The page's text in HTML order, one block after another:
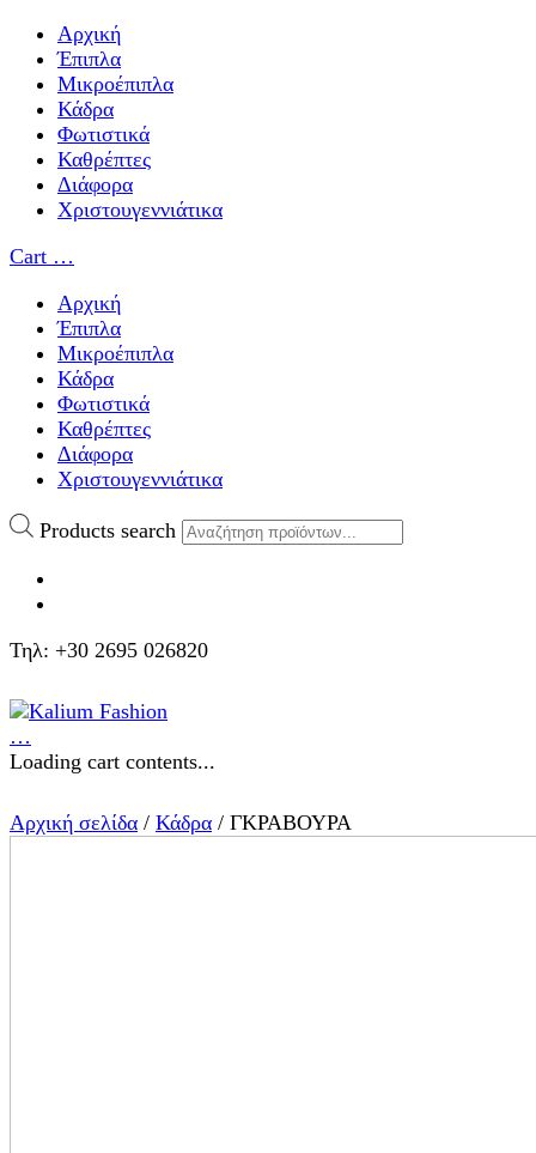
Αρχική
Έπιπλα
Μικροέπιπλα
Κάδρα
Φωτιστικά
Καθρέπτες
Διάφορα
Χριστουγεννιάτικα
Cart …
Αρχική
Έπιπλα
Μικροέπιπλα
Κάδρα
Φωτιστικά
Καθρέπτες
Διάφορα
Χριστουγεννιάτικα
Products search
Τηλ: +30 2695 026820
…
Loading cart contents...
Αρχική σελίδα / Κάδρα / ΓΚΡΑΒΟΥΡΑ